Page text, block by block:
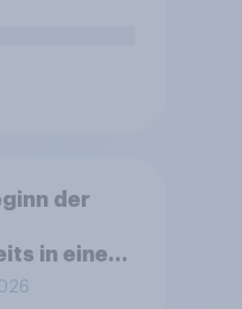
der
in einem